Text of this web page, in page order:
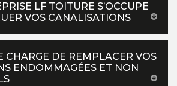
LF TOITURE S’OCCUPE
VOS CANALISATIONS
CHARGE DE REMPLACER VOS
ENDOMMAGÉES ET NON